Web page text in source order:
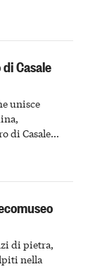
Casale
unisce
di Casale
e racconto
di pietra,
nella